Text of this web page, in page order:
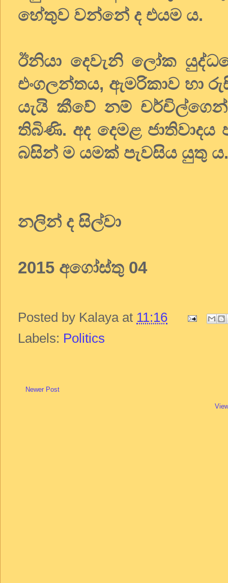
හේතුව වන්නේ ද එයම ය.
ඊනියා දෙවැනි ලෝක
එංගලන්තය, ඇමරිකාව හා
යැයි කීවේ නම්
තිබිණි. අද දෙමළ
බසින් ම යමක් පැවසිය යුතු
නලින් ද සිල්වා
2015 අගෝස්තු 04
Posted by Kalaya at 11:16
Labels: Politics
Newer Post